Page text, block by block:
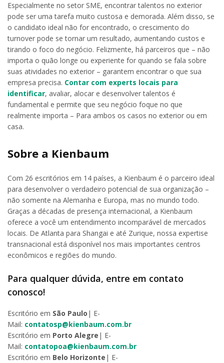
Especialmente no setor SME, encontrar talentos no exterior
pode ser uma tarefa muito custosa e demorada. Além disso, se
o candidato ideal não for encontrado, o crescimento do
turnover pode se tornar um resultado, aumentando custos e
tirando o foco do negócio. Felizmente, há parceiros que – não
importa o quão longe ou experiente for quando se fala sobre
suas atividades no exterior – garantem encontrar o que sua
empresa precisa. Contar com experts locais para
identificar, avaliar, alocar e desenvolver talentos é
fundamental e permite que seu negócio foque no que
realmente importa – Para ambos os casos no exterior ou em
casa.
Sobre a Kienbaum
Com 26 escritórios em 14 países, a Kienbaum é o parceiro ideal
para desenvolver o verdadeiro potencial de sua organização –
não somente na Alemanha e Europa, mas no mundo todo.
Graças a décadas de presença internacional, a Kienbaum
oferece a você um entendimento incomparável de mercados
locais. De Atlanta para Shangai e até Zurique, nossa expertise
transnacional está disponível nos mais importantes centros
econômicos e regiões do mundo.
Para qualquer dúvida, entre em contato
conosco!
Escritório em São Paulo | E-
Mail: contatosp@kienbaum.com.br
Escritório em Porto Alegre | E-
Mail: contatopoa@kienbaum.com.br
Escritório em Belo Horizonte | E-